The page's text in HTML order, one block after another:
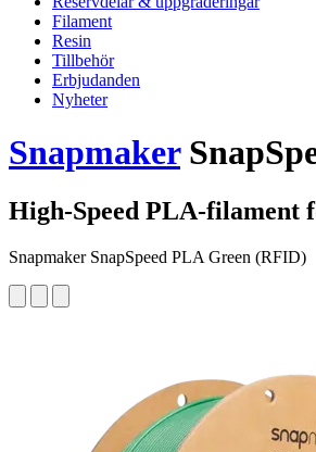
Filament
Resin
Tillbehör
Erbjudanden
Nyheter
Snapmaker
High-Speed PLA-filament
Snapmaker SnapSpeed PLA Green (RFID)